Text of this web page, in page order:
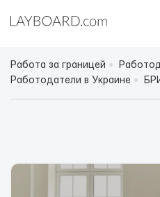
Работа за границей
Работодатели в Украине